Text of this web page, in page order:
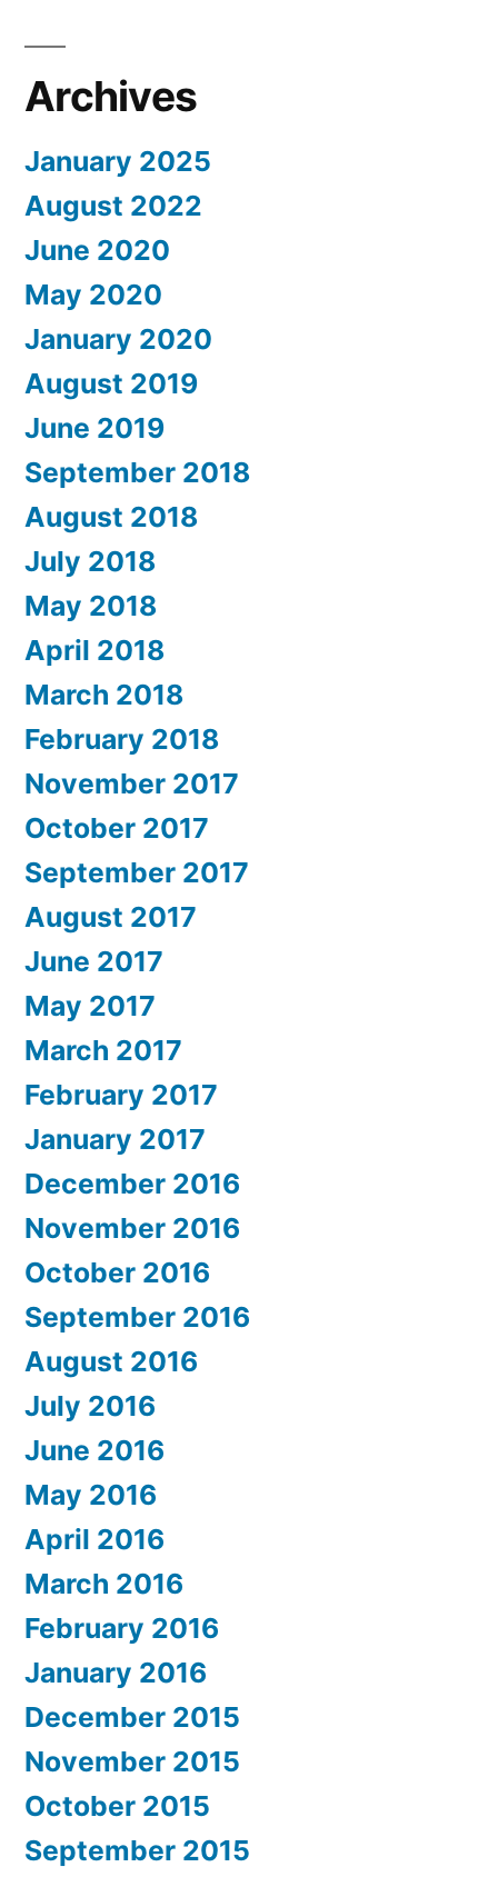
Archives
January 2025
August 2022
June 2020
May 2020
January 2020
August 2019
June 2019
September 2018
August 2018
July 2018
May 2018
April 2018
March 2018
February 2018
November 2017
October 2017
September 2017
August 2017
June 2017
May 2017
March 2017
February 2017
January 2017
December 2016
November 2016
October 2016
September 2016
August 2016
July 2016
June 2016
May 2016
April 2016
March 2016
February 2016
January 2016
December 2015
November 2015
October 2015
September 2015